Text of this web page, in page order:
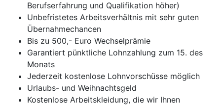
Berufserfahrung und Qualifikation höher)
Unbefristetes Arbeitsverhältnis mit sehr guten
Übernahmechancen
Bis zu 500,- Euro Wechselprämie
Garantiert pünktliche Lohnzahlung zum 15. des
Monats
Jederzeit kostenlose Lohnvorschüsse möglich
Urlaubs- und Weihnachtsgeld
Kostenlose Arbeitskleidung, die wir Ihnen